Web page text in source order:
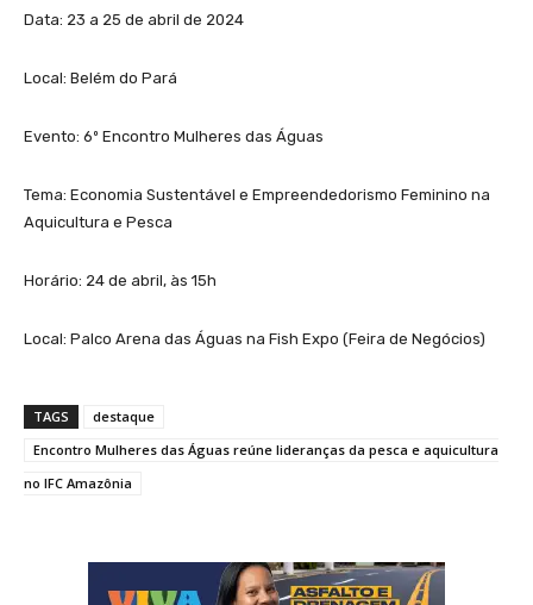
Data: 23 a 25 de abril de 2024
Local: Belém do Pará
Evento: 6º Encontro Mulheres das Águas
Tema: Economia Sustentável e Empreendedorismo Feminino na
Aquicultura e Pesca
Horário: 24 de abril, às 15h
Local: Palco Arena das Águas na Fish Expo (Feira de Negócios)
TAGS
destaque
Encontro Mulheres das Águas reúne lideranças da pesca e aquicultura
no IFC Amazônia